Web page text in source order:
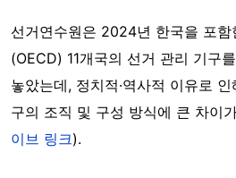
선거연수원은 2024년 한국을 포함
(OECD) 11개국의 선거 관리 기구
놓았는데, 정치적·역사적 이유로
구의 조직 및 구성 방식에 큰 차이
이브 링크).